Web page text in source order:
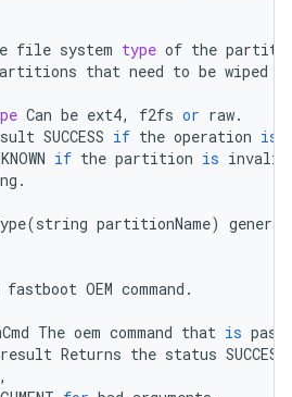
file system type of the
that need to be wiped
Can be ext4, f2fs or raw.
SUCCESS if the operation is
if the partition is invalid
.
(string partitionName)
fastboot OEM command .
The oem command that is
result Returns the status SUCCESS
,